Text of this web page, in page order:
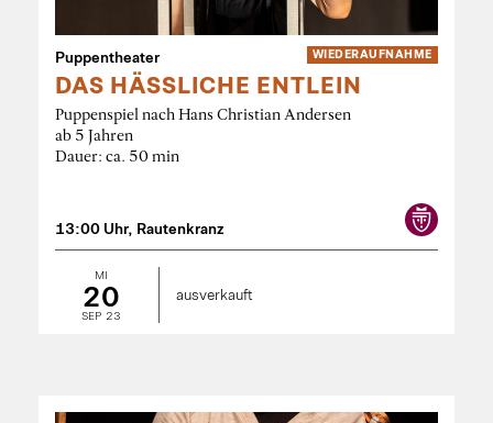
WIEDER­AUFNAHME
Puppentheater
DAS HÄSSLICHE ENTLEIN
Puppenspiel nach Hans Christian Andersen
ab 5 Jahren
Dauer: ca. 50 min
13:00 Uhr, Rautenkranz
MI
20
SEP 23
ausverkauft